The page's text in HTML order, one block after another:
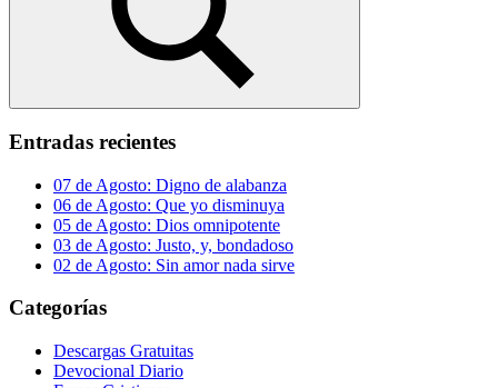
Buscar
Entradas recientes
07 de Agosto: Digno de alabanza
06 de Agosto: Que yo disminuya
05 de Agosto: Dios omnipotente
03 de Agosto: Justo, y, bondadoso
02 de Agosto: Sin amor nada sirve
Categorías
Descargas Gratuitas
Devocional Diario